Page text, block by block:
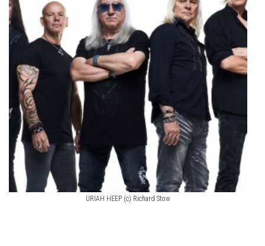
URIAH HEEP (c) Richard Stow